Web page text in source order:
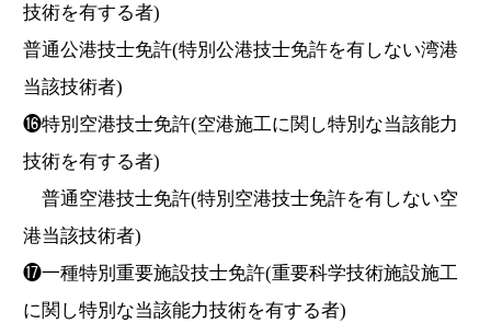
技術を有する者)
普通公港技士免許(特別公港技士免許を有しない湾港
当該技術者)
⓰特別空港技士免許(空港施工に関し特別な当該能力
技術を有する者)
普通空港技士免許(特別空港技士免許を有しない空
港当該技術者)
⓱一種特別重要施設技士免許(重要科学技術施設施工
に関し特別な当該能力技術を有する者)